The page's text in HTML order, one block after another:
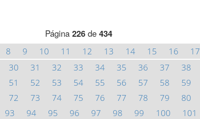
Página 226de 434
8 9 10 11 12 13 14 15 16 17
30 31 32 33 34 35 36 37 38
51 52 53 54 55 56 57 58 59
72 73 74 75 76 77 78 79 80
93 94 95 96 97 98 99 100 101